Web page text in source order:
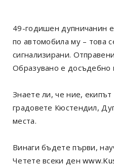
49-годишен дупничанин
по автомобила му – това
сигнализирани.
Образувано е досъдебно
Знаете ли, че ние,
градовете Кюстендил,
места.
Винаги бъдете първи,
Четете всеки ден